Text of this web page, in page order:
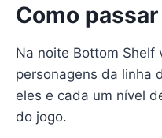
Como
Na noite Bottom Shelf
personagens da linha
eles e cada um nível
do jogo.